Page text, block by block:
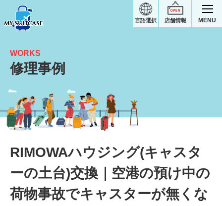
店舗情報
言語選択 MENU
空港の預け中の荷物事故でキャスターが無くなったハウジング(キャスターの土台)交換｜RIMOWAスーツケース修理実績
WORKS
修理事例
RIMOWAハウジング(キャスタ
ーの土台)交換｜空港の預け中の
荷物事故でキャスターが無くな